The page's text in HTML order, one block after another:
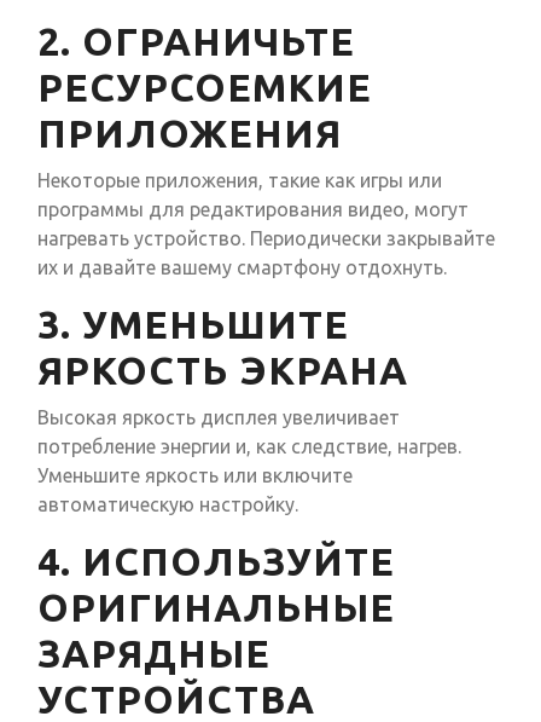
2. ОГРАНИЧЬТЕ
РЕСУРСОЕМКИЕ
ПРИЛОЖЕНИЯ
Некоторые приложения, такие как игры или
программы для редактирования видео, могут
нагревать устройство. Периодически закрывайте
их и давайте вашему смартфону отдохнуть.
3. УМЕНЬШИТЕ
ЯРКОСТЬ ЭКРАНА
Высокая яркость дисплея увеличивает
потребление энергии и, как следствие, нагрев.
Уменьшите яркость или включите
автоматическую настройку.
4. ИСПОЛЬЗУЙТЕ
ОРИГИНАЛЬНЫЕ
ЗАРЯДНЫЕ
УСТРОЙСТВА